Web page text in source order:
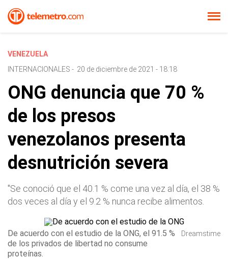
VENEZUELA
INTERNACIONALES - 20 de diciembre de 2021 - 18:18
ONG denuncia que 70 %
de los presos
venezolanos presenta
desnutrición severa
"Se conoció que el 40.1 % come una vez al día, el 38 %
dos veces al día y el 9.2 % nunca recibe alimentos.
De acuerdo con el estudio de la ONG, el 91.5 %
de los privados de libertad no consume
proteínas.
Dreamstime